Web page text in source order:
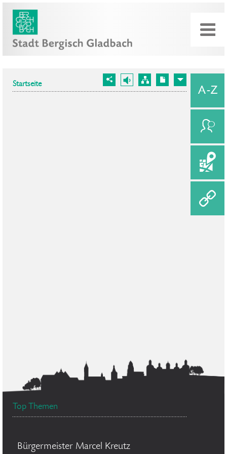
Startseite
Top Themen
Bürgermeister Marcel Kreutz